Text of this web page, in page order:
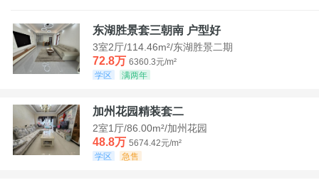
东湖胜景套三朝南 户型好
3室2厅/114.46m²/东湖胜景二期
72.8万 6360.3元/m²
学区
满两年
加州花园精装套二
2室1厅/86.00m²/加州花园
48.8万 5674.42元/m²
学区
急售